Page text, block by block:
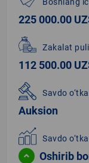
225 000.00
Zakalat
112 500.00
Savdo
Auksion
Savdo
Oshirib